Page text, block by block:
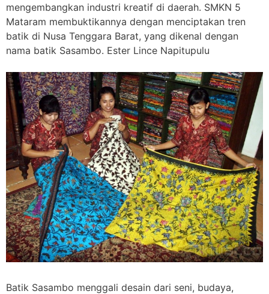
mengembangkan industri kreatif di daerah. SMKN 5
Mataram membuktikannya dengan menciptakan tren
batik di Nusa Tenggara Barat, yang dikenal dengan
nama batik Sasambo. Ester Lince Napitupulu
Batik Sasambo menggali desain dari seni, budaya,